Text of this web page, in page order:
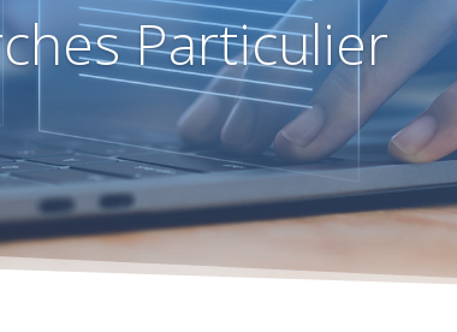
Particulier